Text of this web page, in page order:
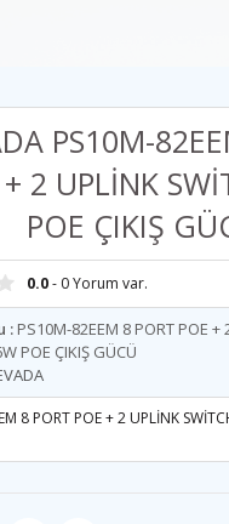
PS10M-
+ 2 UPLİNK
POE ÇIKIŞ
0.0- 0 Yorum var.
: PS10M-82EEM 8 PORT POE +
POE ÇIKIŞ GÜCÜ
8 PORT POE + 2 UPLİNK